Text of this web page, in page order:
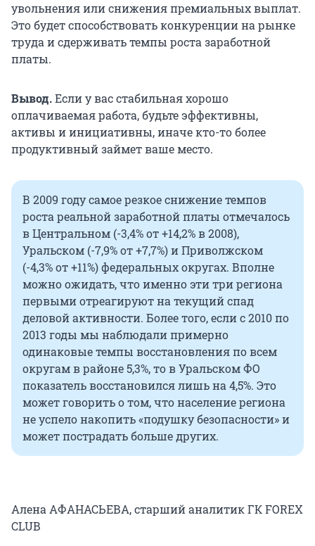
увольнения или снижения премиальных выплат.
Это будет способствовать конкуренции на рынке
труда и сдерживать темпы роста заработной
платы.
Вывод.Если у вас стабильная хорошо
оплачиваемая работа, будьте эффективны,
активы и инициативны, иначе кто-то более
продуктивный займет ваше место.
В 2009 году самое резкое снижение темпов
роста реальной заработной платы отмечалось
в Центральном (-3,4% от +14,2% в 2008),
Уральском (-7,9% от +7,7%) и Приволжском
(-4,3% от +11%) федеральных округах. Вполне
можно ожидать, что именно эти три региона
первыми отреагируют на текущий спад
деловой активности. Более того, если с 2010 по
2013 годы мы наблюдали примерно
одинаковые темпы восстановления по всем
округам в районе 5,3%, то в Уральском ФО
показатель восстановился лишь на 4,5%. Это
может говорить о том, что население региона
не успело накопить «подушку безопасности» и
может пострадать больше других.
Алена АФАНАСЬЕВА, старший аналитик ГК FOREX
CLUB